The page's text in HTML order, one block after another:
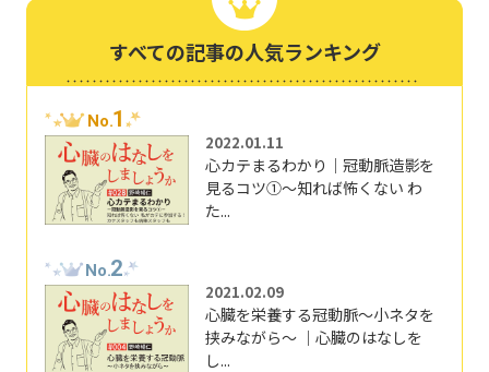
すべての記事の人気ランキング
No.1
2022.01.11
心カテまるわかり｜冠動脈造影を
見るコツ①～知れば怖くない わ
た...
No.2
2021.02.09
心臓を栄養する冠動脈～小ネタを
挟みながら～ ｜心臓のはなしを
し...